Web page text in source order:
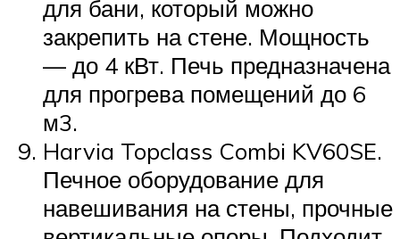
для бани, который можно
закрепить на стене. Мощность
— до 4 кВт. Печь предназначена
для прогрева помещений до 6
м3.
Harvia Topclass Combi KV60SE.
Печное оборудование для
навешивания на стены, прочные